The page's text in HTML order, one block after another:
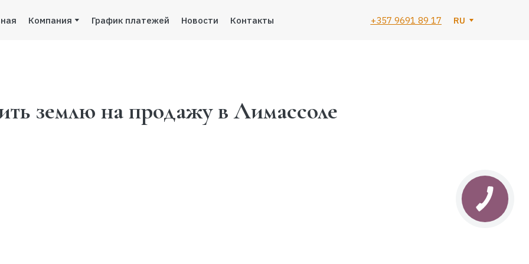
Компания График платежей Новости Контакты +357 9691 89 17 RU
землю на продажу в Лимассоле